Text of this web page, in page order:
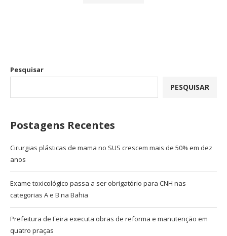
Pesquisar
PESQUISAR
Postagens Recentes
Cirurgias plásticas de mama no SUS crescem mais de 50% em dez
anos
Exame toxicológico passa a ser obrigatório para CNH nas
categorias A e B na Bahia
Prefeitura de Feira executa obras de reforma e manutenção em
quatro praças